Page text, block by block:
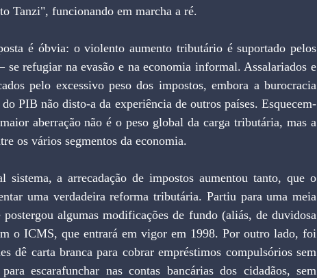
Tanzi", funcionando em marcha a ré.
refugiar na evasão e na economia informal. Assalariados e
pelo excessivo peso dos impostos, embora a burocracia
PIB não disto-a da experiência de outros países. Esquecem-
aberração não é o peso global da carga tributária, mas a
os vários segmentos da economia.
uma verdadeira reforma tributária. Partiu para uma meia
algumas modificações de fundo (aliás, de duvidosa
o ICMS, que entrará em vigor em 1998. Por outro lado, foi
dê carta branca para cobrar empréstimos compulsórios sem
escarafunchar nas contas bancárias dos cidadãos, sem